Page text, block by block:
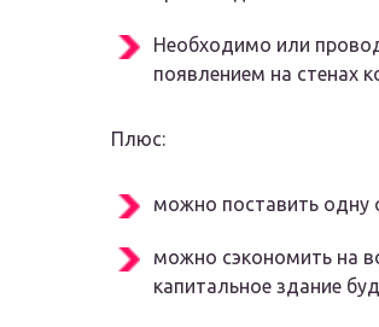
Необходимо или
появлением на стенах
Плюс:
можно поставить одну
можно сэкономить на
капитальное здание